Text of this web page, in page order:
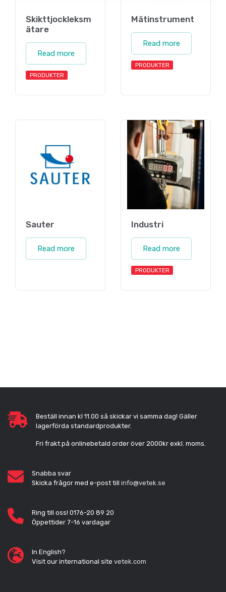
Skikttjockleksm
ätare
Read more
PRODUKTER
Mätinstrument
Read more
PRODUKTER
Sauter
Read more
Industri
Read more
PRODUKTER
Beställ innan kl 11.00 så skickar vi samma dag! Gäller
lagerförda standardprodukter.
Fri frakt på onlinebetald order över 2000kr exkl. moms.
Snabba svar
Skicka frågor med e-post till info@vetek.se
Ring till oss! 0176-20 89 20
Öppettider 7-16 vardagar
In English?
Visit our international site vetek.com